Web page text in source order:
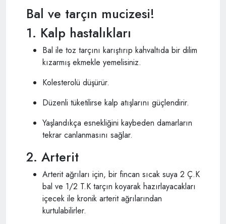
Bal ve tarçın mucizesi!
1. Kalp hastalıkları
Bal ile toz tarçını karıştırıp kahvaltıda bir dilim
kızarmış ekmekle yemelisiniz.
Kolesterolü düşürür.
Düzenli tüketilirse kalp atışlarını güçlendirir.
Yaşlandıkça esnekliğini kaybeden damarların
tekrar canlanmasını sağlar.
2. Arterit
Arterit ağrıları için, bir fincan sıcak suya 2 Ç.K
bal ve 1/2 T.K tarçın koyarak hazırlayacakları
içecek ile kronik arterit ağrılarından
kurtulabilirler.